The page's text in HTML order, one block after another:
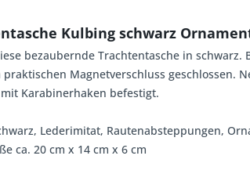
Kulbing schwarz
bezaubernde Trachtentasche in
Magnetverschluss geschlossen.
Karabinerhaken befestigt.
Lederimitat, Rautenabsteppungen,
ca. 20 cm x 14 cm x 6 cm